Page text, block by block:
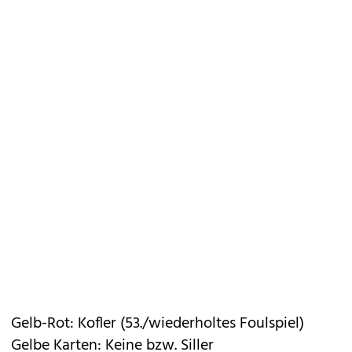
Gelb-Rot: Kofler (53./wiederholtes Foulspiel)
Gelbe Karten: Keine bzw. Siller